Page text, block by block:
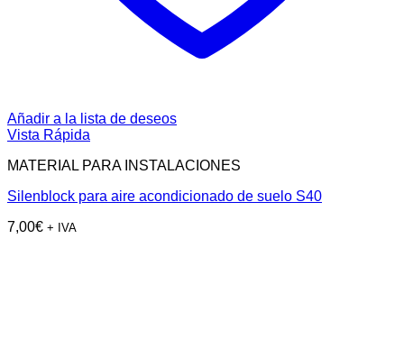
Añadir a la lista de deseos
Vista Rápida
MATERIAL PARA INSTALACIONES
Silenblock para aire acondicionado de suelo S40
7,00€ + IVA